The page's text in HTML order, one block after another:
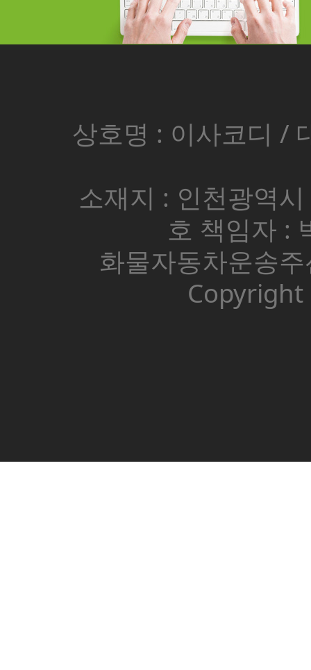
상호명 : 이사코디 /
소재지 : 인천광역
호 책임자 :
화물자동차운송